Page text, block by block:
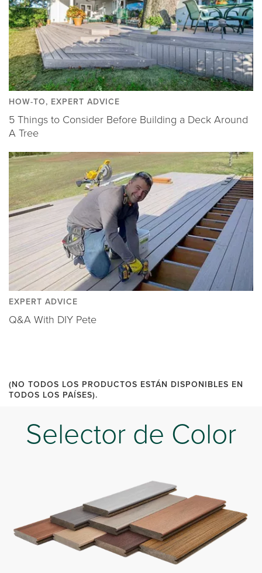
HOW-TO, EXPERT ADVICE
5 Things to Consider Before Building a Deck Around
A Tree
EXPERT ADVICE
Q&A With DIY Pete
(NO TODOS LOS PRODUCTOS ESTÁN DISPONIBLES EN
TODOS LOS PAÍSES).
Selector de Color